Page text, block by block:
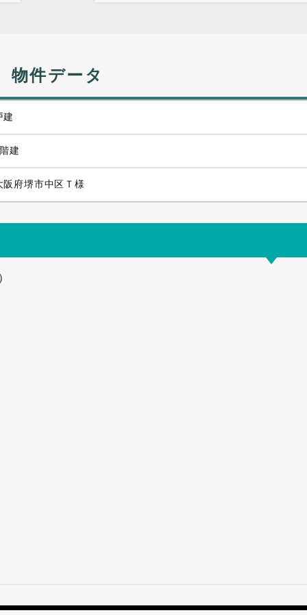
物件データ
建
建
阪府堺市中区Ｔ様